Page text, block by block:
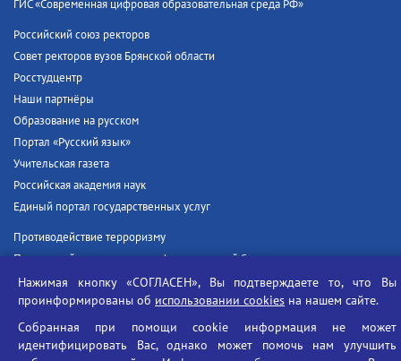
ГИС «Современная цифровая образовательная среда РФ»
Российский союз ректоров
Совет ректоров вузов Брянской области
Росстудцентр
Наши партнёры
Образование на русском
Портал «Русский язык»
Учительская газета
Российская академия наук
Единый портал государственных услуг
Противодействие терроризму
Противодействие угрозам информационной безопасности
Социальные ролики - Генеральная прокуратура РФ
Противодействие коррупции
БГУ против наркотиков
Брянский государственный университет
Нажимая кнопку «СОГЛАСЕН», Вы подтверждаете то, что Вы
проинформированы об использовании cookies на нашем сайте.
Собранная при помощи cookie информация не может
идентифицировать Вас, однако может помочь нам улучшить